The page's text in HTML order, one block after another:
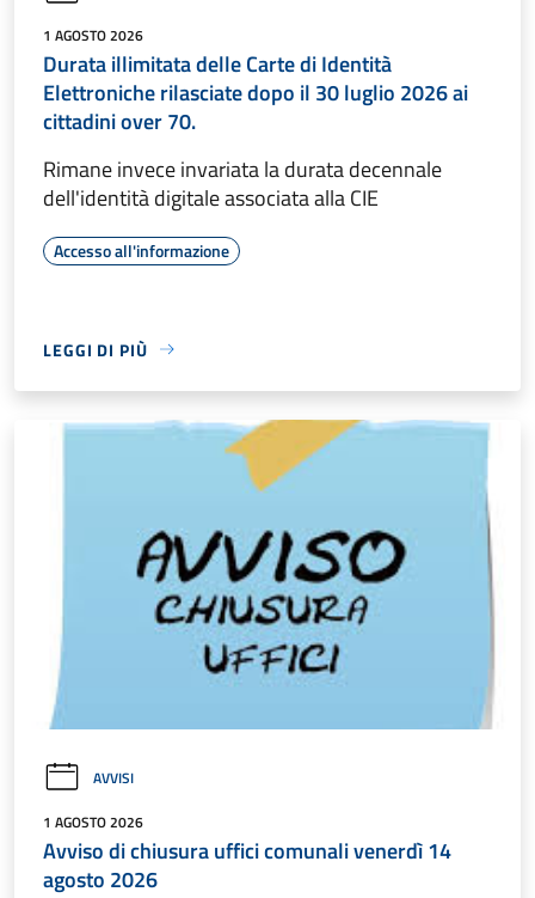
1 AGOSTO 2026
Durata illimitata delle Carte di Identità
Elettroniche rilasciate dopo il 30 luglio 2026 ai
cittadini over 70.
Rimane invece invariata la durata decennale
dell'identità digitale associata alla CIE
Accesso all'informazione
LEGGI DI PIÙ
AVVISI
1 AGOSTO 2026
Avviso di chiusura uffici comunali venerdì 14
agosto 2026